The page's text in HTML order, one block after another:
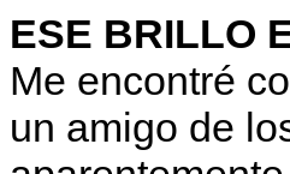
ESE BRILLO
Me encontré
un amigo de